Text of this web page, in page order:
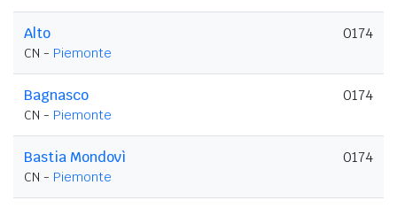
Alto
CN - Piemonte
0174
Bagnasco
CN - Piemonte
0174
Bastia Mondovì
CN - Piemonte
0174